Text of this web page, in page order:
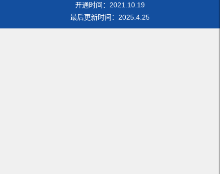
开通时间： 2021 10 19
最后更新时间： 2025 4 25